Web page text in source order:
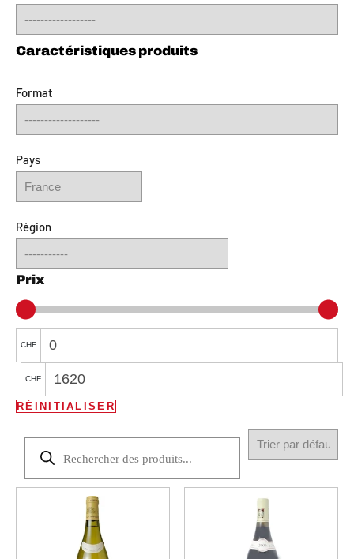
Format
Pays
Région
Prix
CHF
CHF
RÉINITIALISER